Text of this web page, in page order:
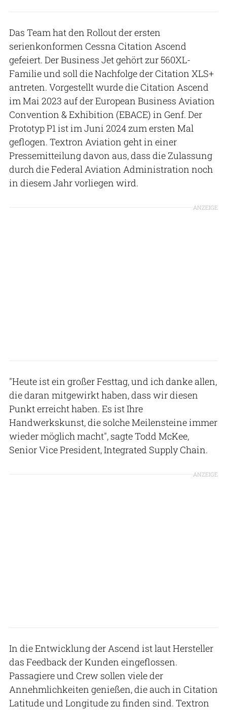
Das Team hat den Rollout der ersten
serienkonformen Cessna Citation Ascend
gefeiert. Der Business Jet gehört zur 560XL-
Familie und soll die Nachfolge der Citation XLS+
antreten. Vorgestellt wurde die Citation Ascend
im Mai 2023 auf der European Business Aviation
Convention & Exhibition (EBACE) in Genf. Der
Prototyp P1 ist im Juni 2024 zum ersten Mal
geflogen. Textron Aviation geht in einer
Pressemitteilung davon aus, dass die Zulassung
durch die Federal Aviation Administration noch
in diesem Jahr vorliegen wird.
ANZEIGE
"Heute ist ein großer Festtag, und ich danke allen,
die daran mitgewirkt haben, dass wir diesen
Punkt erreicht haben. Es ist Ihre
Handwerkskunst, die solche Meilensteine immer
wieder möglich macht", sagte Todd McKee,
Senior Vice President, Integrated Supply Chain.
ANZEIGE
In die Entwicklung der Ascend ist laut Hersteller
das Feedback der Kunden eingeflossen.
Passagiere und Crew sollen viele der
Annehmlichkeiten genießen, die auch in Citation
Latitude und Longitude zu finden sind. Textron